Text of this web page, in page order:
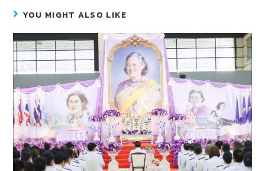
b
o
o
k
er e
n
g
er
YOU MIGHT ALSO LIKE